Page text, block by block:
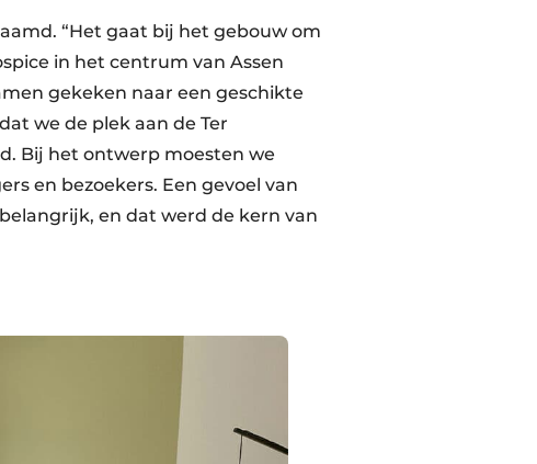
“Het gaat bij het gebouw om
in het centrum van Assen
gekeken naar een geschikte
we de plek aan de Ter
Bij het ontwerp moesten we
en bezoekers. Een gevoel van
belangrijk, en dat werd de kern van